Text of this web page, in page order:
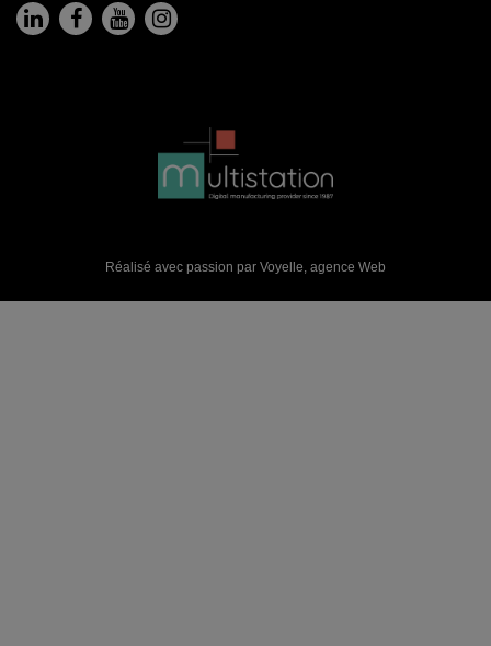
Réalisé avec passion par Voyelle, agence Web